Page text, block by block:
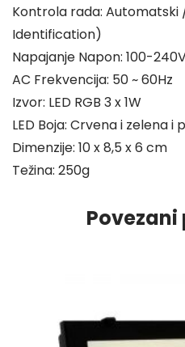
Kontrola rada:
Identification)
Napajanje Napon: 100-
AC Frekvencija: 50 ~ 60Hz
Izvor: LED RGB 3 x 1W
LED Boja: Crvena i zelena i
Dimenzije: 10 x 8,5 x 6 cm
Težina: 250g